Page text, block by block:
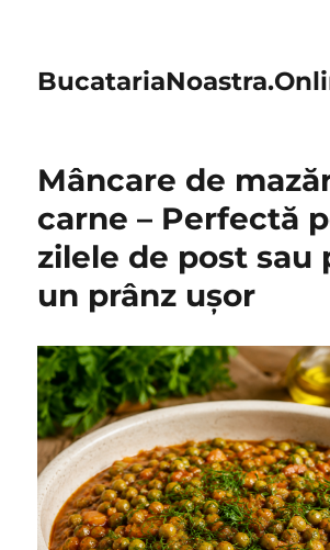
Mâncare de
carne – Perfectă
zilele de post sau
un prânz ușor